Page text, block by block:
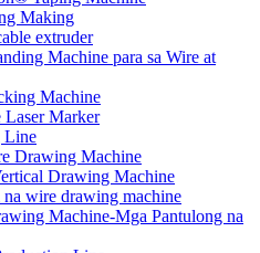
Making
extruder
Machine para sa Wire at
Machine
Laser Marker
Line
Drawing Machine
Drawing Machine
na wire drawing machine
Machine-Mga Pantulong na